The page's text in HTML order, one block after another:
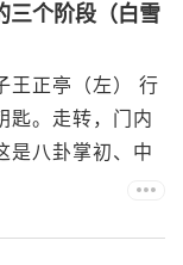
三个阶段（白雪
王正亭（左） 行
匙。走转，门内
是八卦掌初、中
氏八卦掌高级阶